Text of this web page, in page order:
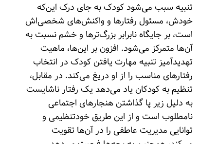
تنبیه سبب می‌شود کودک به جای درک این‌که
خودش، مسئول رفتارها و واکنش‌های شخصی‌اش
است، بر جایگاه نابرابر بزرگ‌ترها و خشم نسبت به
آن‌ها متمرکز می‌شود. افزون بر این‌ها، ماهیت
تهدید‌آمیز تنبیه مهارت یافتن کودک در انتخاب
رفتارهای مناسب را از او دریغ می‌کند. در مقابل،
تنظیم به کودکان یاد می‌دهد یک رفتار ناشایست
به دلیل زیر پا گذاشتن هنجارهای اجتماعی
نامطلوب است و از این طریق خودتنظیمی و
توانایی مدیریت عاطفی را در آن‌ها تقویت